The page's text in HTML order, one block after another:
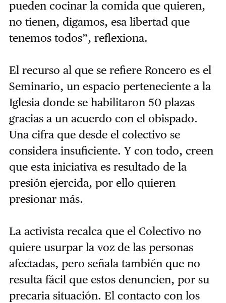
pueden cocinar la comida que quieren,
no tienen, digamos, esa libertad que
tenemos todos”, reflexiona.
El recurso al que se refiere Roncero es el
Seminario, un espacio perteneciente a la
Iglesia donde se habilitaron 50 plazas
gracias a un acuerdo con el obispado.
Una cifra que desde el colectivo se
considera insuficiente. Y con todo, creen
que esta iniciativa es resultado de la
presión ejercida, por ello quieren
presionar más.
La activista recalca que el Colectivo no
quiere usurpar la voz de las personas
afectadas, pero señala también que no
resulta fácil que estos denuncien, por su
precaria situación. El contacto con los